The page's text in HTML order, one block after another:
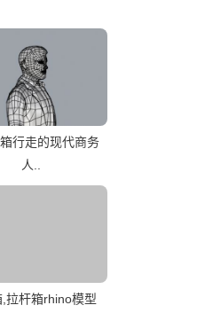
行走的现代商务
人..
,拉杆箱rhino模型